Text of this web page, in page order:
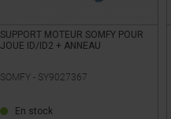
SUPPORT MOTEUR SOMFY POUR
JOUE ID/ID2 + ANNEAU
SOMFY - SY9027367
En stock